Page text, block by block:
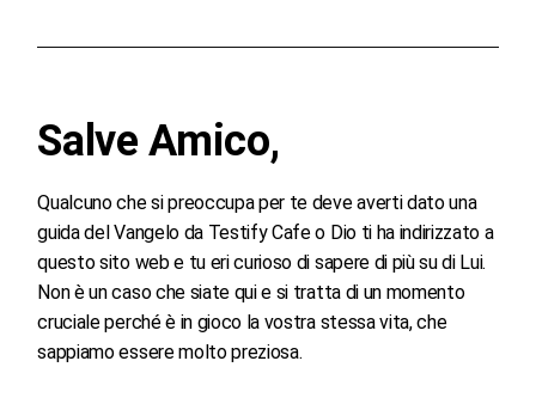
Salve Amico,
Qualcuno che si preoccupa per te deve averti dato una
guida del Vangelo da Testify Cafe o Dio ti ha indirizzato a
questo sito web e tu eri curioso di sapere di più su di Lui.
Non è un caso che siate qui e si tratta di un momento
cruciale perché è in gioco la vostra stessa vita, che
sappiamo essere molto preziosa.